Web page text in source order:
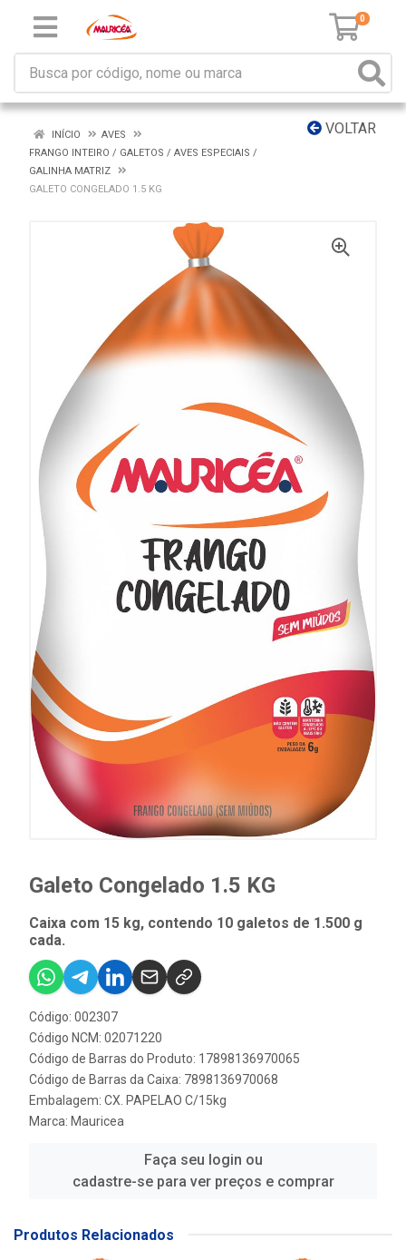
0
VOLTAR
INÍCIO
AVES
FRANGO INTEIRO / GALETOS / AVES ESPECIAIS /
GALINHA MATRIZ
GALETO CONGELADO 1.5 KG
Galeto Congelado 1.5 KG
Caixa com 15 kg, contendo 10 galetos de 1.500 g
cada.
Código: 002307
Código NCM: 02071220
Código de Barras do Produto: 17898136970065
Código de Barras da Caixa: 7898136970068
Embalagem: CX. PAPELAO C/15kg
Marca: Mauricea
Faça seu login ou
cadastre-se para ver preços e comprar
Produtos Relacionados